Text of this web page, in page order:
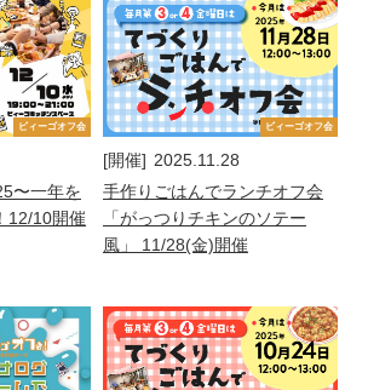
ビィーゴオフ会
〜一年を
12/10開催
ビィーゴオフ会
[開催] 2025.11.28
手作りごはんでランチオフ会
「がっつりチキンのソテー
風」 11/28(金)開催